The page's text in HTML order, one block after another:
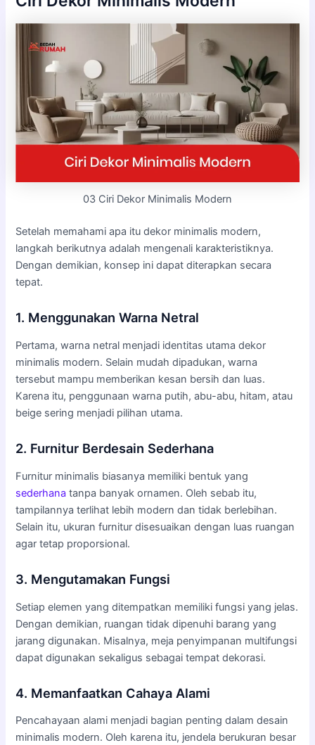
03 Ciri Dekor Minimalis Modern
Setelah memahami apa itu dekor minimalis modern,
langkah berikutnya adalah mengenali karakteristiknya.
Dengan demikian, konsep ini dapat diterapkan secara
tepat.
1. Menggunakan Warna Netral
Pertama, warna netral menjadi identitas utama dekor
minimalis modern. Selain mudah dipadukan, warna
tersebut mampu memberikan kesan bersih dan luas.
Karena itu, penggunaan warna putih, abu-abu, hitam, atau
beige sering menjadi pilihan utama.
2. Furnitur Berdesain Sederhana
Furnitur minimalis biasanya memiliki bentuk yang
sederhana tanpa banyak ornamen. Oleh sebab itu,
tampilannya terlihat lebih modern dan tidak berlebihan.
Selain itu, ukuran furnitur disesuaikan dengan luas ruangan
agar tetap proporsional.
3. Mengutamakan Fungsi
Setiap elemen yang ditempatkan memiliki fungsi yang jelas.
Dengan demikian, ruangan tidak dipenuhi barang yang
jarang digunakan. Misalnya, meja penyimpanan multifungsi
dapat digunakan sekaligus sebagai tempat dekorasi.
4. Memanfaatkan Cahaya Alami
Pencahayaan alami menjadi bagian penting dalam desain
minimalis modern. Oleh karena itu, jendela berukuran besar